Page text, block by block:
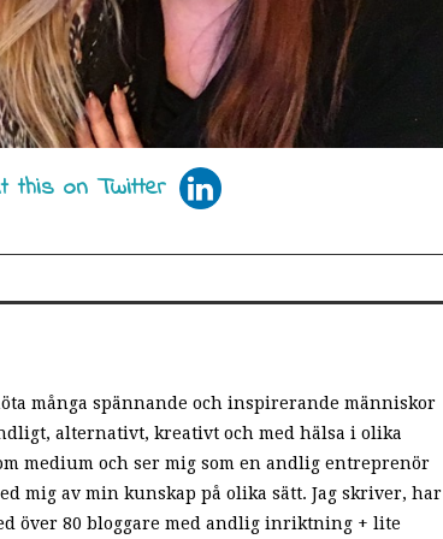
många spännande och inspirerande människor
alternativt, kreativt och med hälsa i olika
medium och ser mig som en andlig entreprenör
mig av min kunskap på olika sätt. Jag skriver, har
över 80 bloggare med andlig inriktning + lite